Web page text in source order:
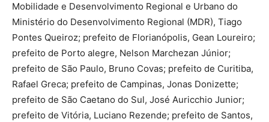
Mobilidade e Desenvolvimento Regional e Urbano do
Ministério do Desenvolvimento Regional (MDR), Tiago
Pontes Queiroz; prefeito de Florianópolis, Gean Loureiro;
prefeito de Porto alegre, Nelson Marchezan Júnior;
prefeito de São Paulo, Bruno Covas; prefeito de Curitiba,
Rafael Greca; prefeito de Campinas, Jonas Donizette;
prefeito de São Caetano do Sul, José Auricchio Junior;
prefeito de Vitória, Luciano Rezende; prefeito de Santos,